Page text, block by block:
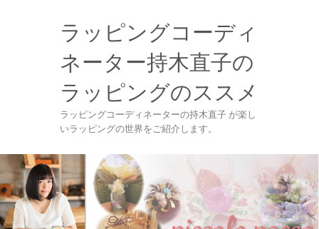
ラッピングコーディ
ネーター持木直子の
ラッピングのススメ
ラッピングコーディネーターの持木直子 が楽し
いラッピングの世界をご紹介します。